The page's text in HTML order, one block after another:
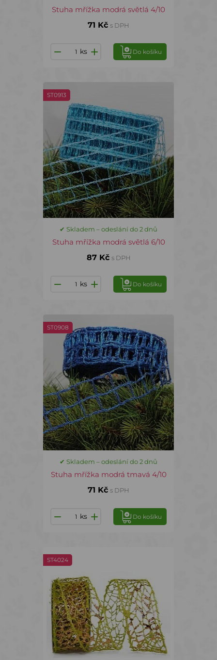
Stuha mřížka modrá světlá 4/10
71 Kč s DPH
ks Do košíku
ST0913
✔ Skladem – odeslání do 2 dnů
Stuha mřížka modrá světlá 6/10
87 Kč s DPH
ks Do košíku
ST0908
✔ Skladem – odeslání do 2 dnů
Stuha mřížka modrá tmavá 4/10
71 Kč s DPH
ks Do košíku
ST4024